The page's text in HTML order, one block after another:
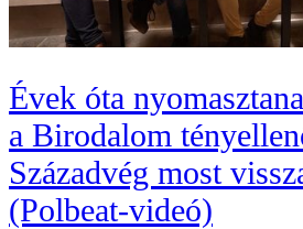
Évek óta
a Birodalom
Századvég most
(Polbeat-videó)